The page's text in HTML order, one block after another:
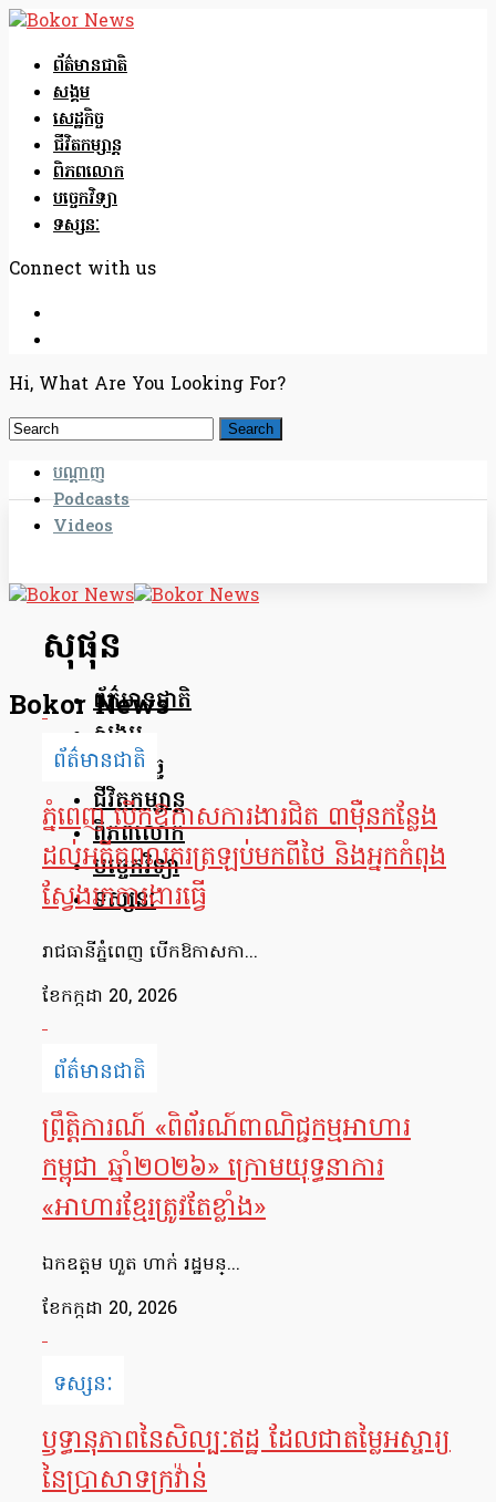
ព័ត៌មានជាតិ
សង្គម
សេដ្ឋកិច្ច
ជីវិតកម្សាន្ត
ពិភពលោក
បច្ចេកវិទ្យា
ទស្សនៈ
Connect with us
Hi, What Are You Looking For?
បណ្តាញ
Podcasts
Videos
Bokor News
ព័ត៌មានជាតិ
សង្គម
សេដ្ឋកិច្ច
ជីវិតកម្សាន្ត
ពិភពលោក
បច្ចេកវិទ្យា
ទស្សនៈ
សុផុន
ព័ត៌មានជាតិ
ភ្នំពេញ បើកឱកាសការងារជិត ៣ម៉ឺនកន្លែង
ដល់អតីតពលករត្រឡប់មកពីថៃ និងអ្នកកំពុង
ស្វែងរកការងារធ្វើ
រាជធានីភ្នំពេញ បើកឱកាសកា...
ខែ​កក្កដា 20, 2026
ព័ត៌មានជាតិ
ព្រឹត្តិការណ៍ «ពិព័រណ៍ពាណិជ្ជកម្មអាហារ
កម្ពុជា ឆ្នាំ២០២៦» ក្រោមយុទ្ធនាការ
«អាហារខ្មែរត្រូវតែខ្លាំង»
ឯកឧត្តម ហួត ហាក់ រដ្ឋមន្...
ខែ​កក្កដា 20, 2026
ទស្សនៈ
ឫទ្ធានុភាពនៃសិល្បៈឥដ្ឋ ដែលជាតម្លៃអស្ចារ្យ
នៃប្រាសាទក្រវ៉ាន់